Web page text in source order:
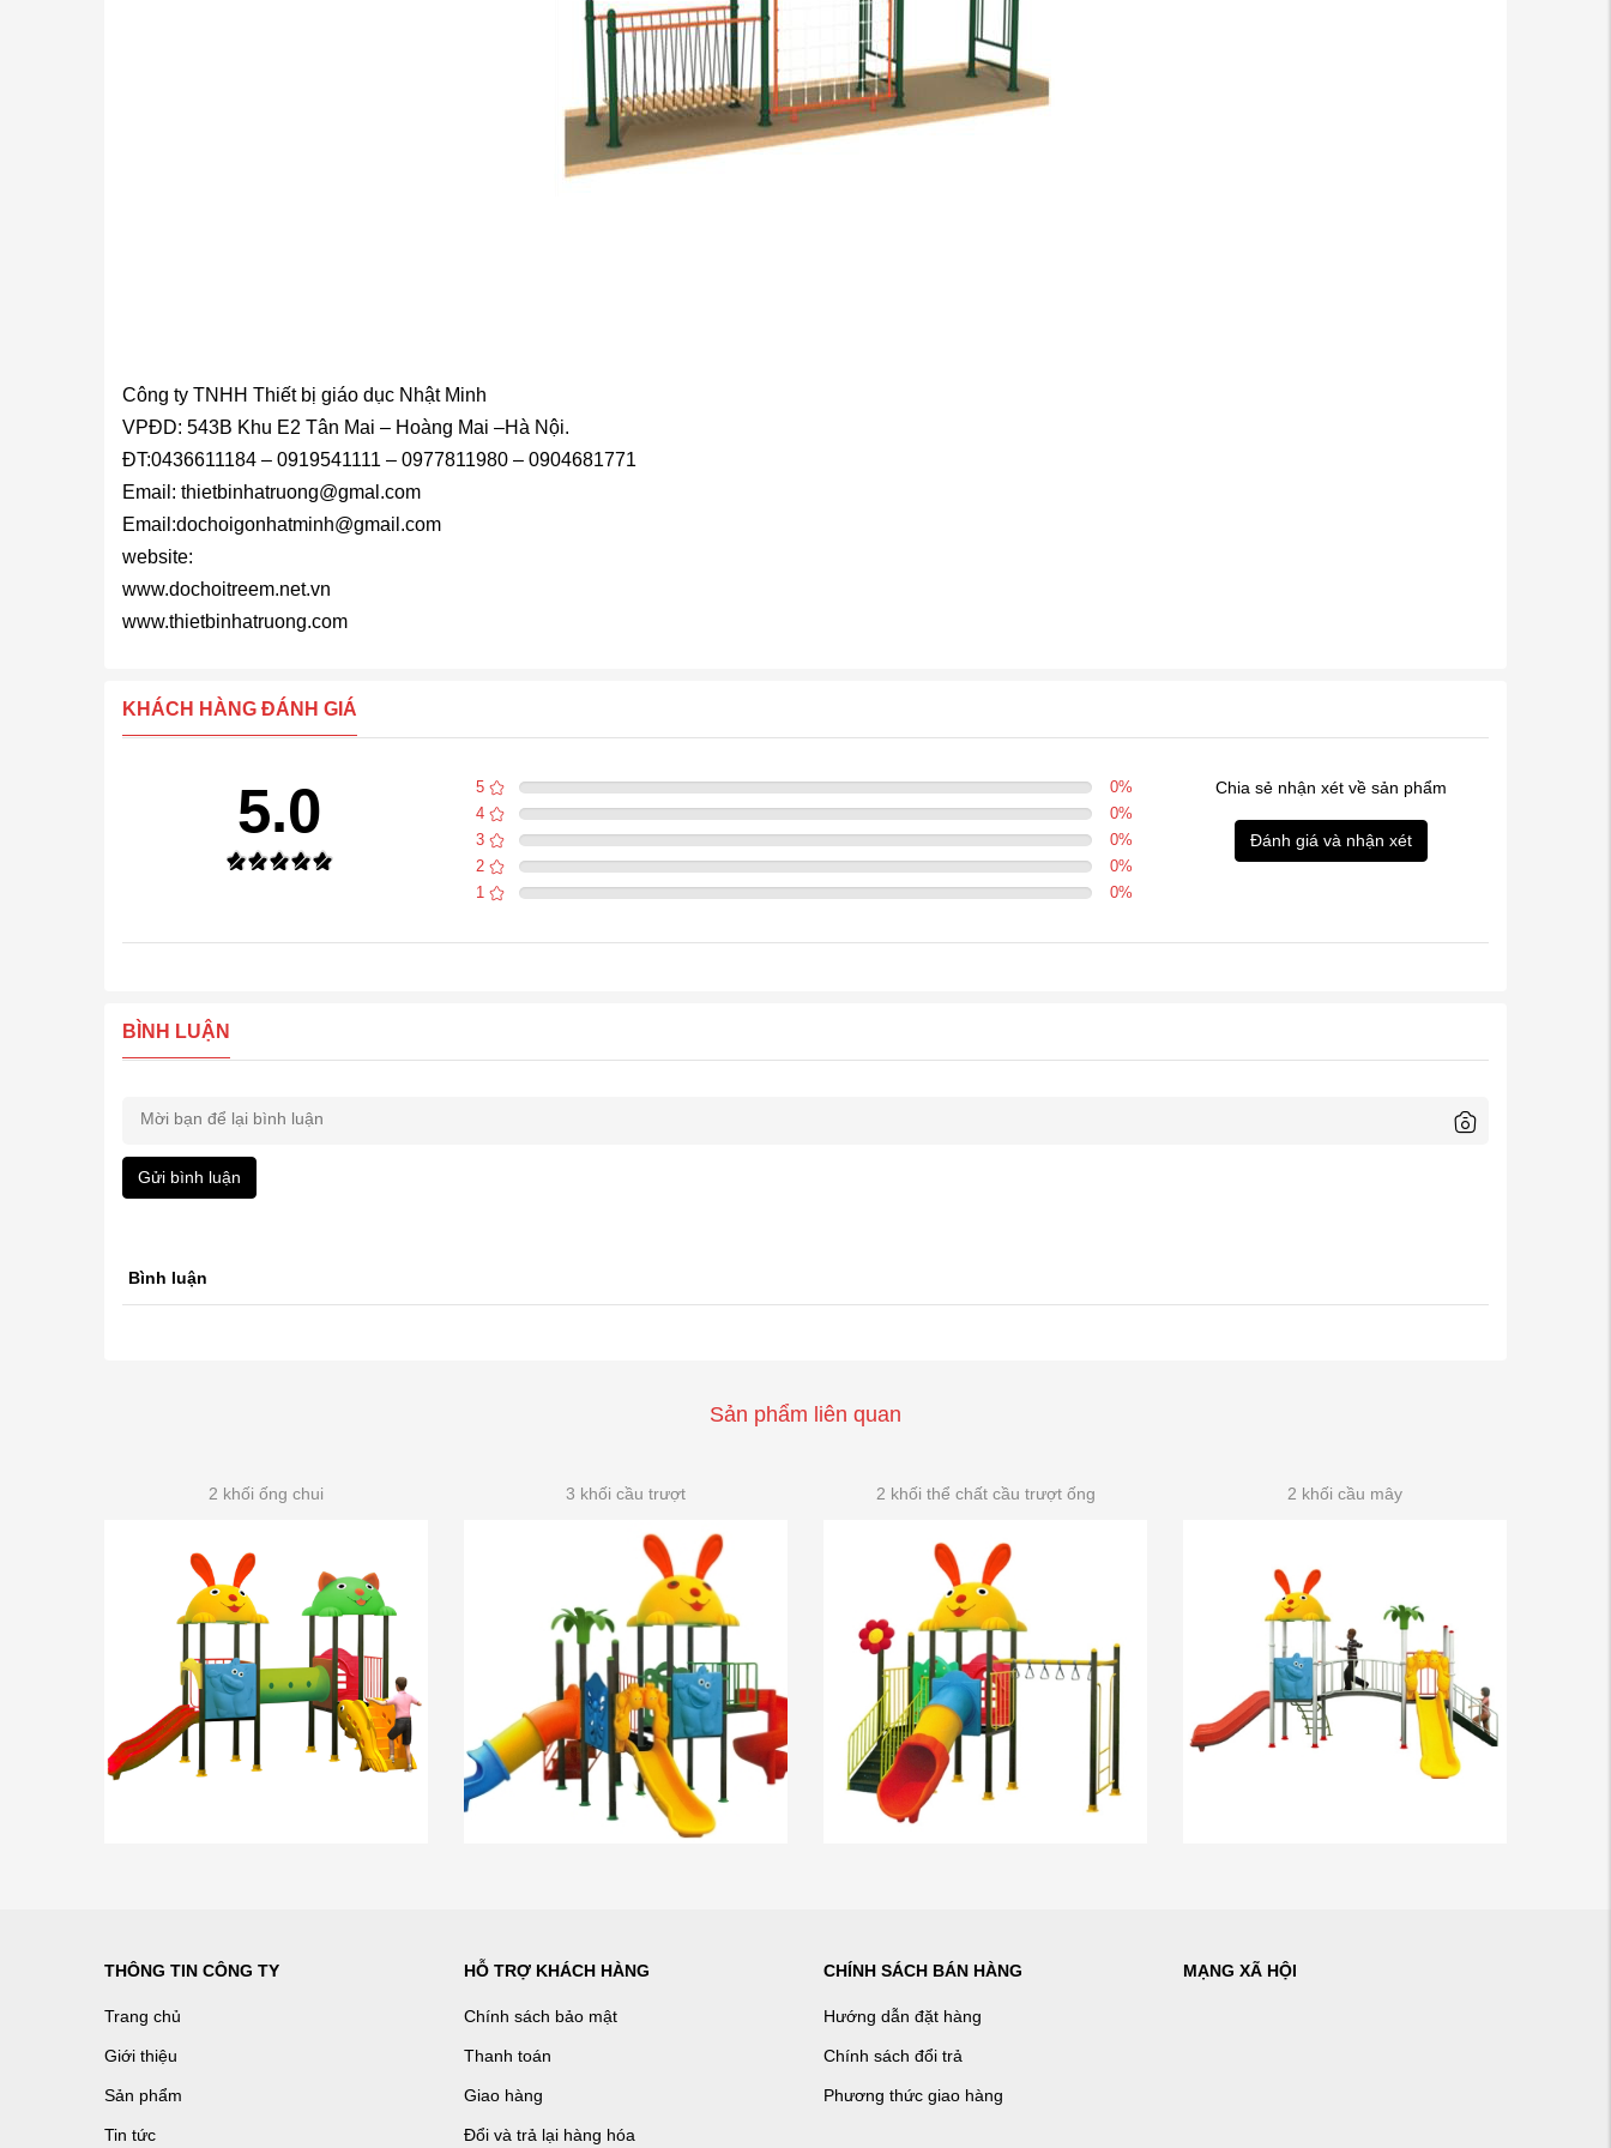
Công ty TNHH Thiết bị giáo dục Nhật Minh
VPĐD: 543B Khu E2 Tân Mai – Hoàng Mai –Hà Nội.
ĐT:0436611184 – 0919541111 – 0977811980 – 0904681771
Email: thietbinhatruong@gmal.com
Email:dochoigonhatminh@gmail.com
website:
www.dochoitreem.net.vn
www.thietbinhatruong.com
KHÁCH HÀNG ĐÁNH GIÁ
5.0 5 0%
4
0%
3
0%
2
0%
1
0%
Chia sẻ nhận xét về sản phẩm
Đánh giá và nhận xét
BÌNH LUẬN
Gửi bình luận
Bình luận
Sản phẩm liên quan
2 khối ống chui 3 khối cầu trượt 2 khối thể chất cầu trượt ống 2 khối cầu mây
THÔNG TIN CÔNG TY
Trang chủ
Giới thiệu
Sản phẩm
Tin tức
HỖ TRỢ KHÁCH HÀNG
Chính sách bảo mật
Thanh toán
Giao hàng
Đổi và trả lại hàng hóa
CHÍNH SÁCH BÁN HÀNG
Hướng dẫn đặt hàng
Chính sách đổi trả
Phương thức giao hàng
MẠNG XÃ HỘI